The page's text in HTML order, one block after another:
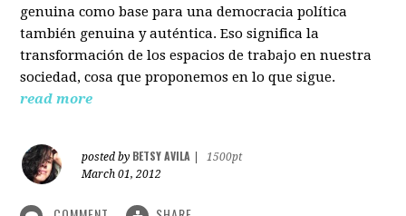
genuina como base para una democracia política
también genuina y auténtica. Eso significa la
transformación de los espacios de trabajo en nuestra
sociedad, cosa que proponemos en lo que sigue.
read more
posted by BETSY AVILA
1500pt
March 01, 2012